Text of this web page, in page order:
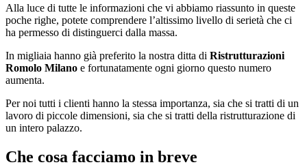
Alla luce di tutte le informazioni che vi abbiamo riassunto in queste
poche righe, potete comprendere l’altissimo livello di serietà che ci
ha permesso di distinguerci dalla massa.
In migliaia hanno già preferito la nostra ditta di Ristrutturazioni
Romolo Milano e fortunatamente ogni giorno questo numero
aumenta.
Per noi tutti i clienti hanno la stessa importanza, sia che si tratti di un
lavoro di piccole dimensioni, sia che si tratti della ristrutturazione di
un intero palazzo.
Che cosa facciamo in breve